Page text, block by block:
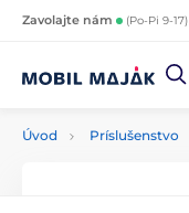
Zavolajte nám (Po-Pi 9-17)
Úvod Príslušenstvo